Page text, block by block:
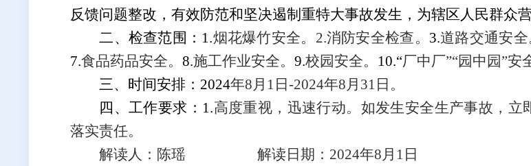
反馈问题整改，有效防范和坚决遏制重特大事故发生，为辖区人民群众
二、检查范围： 1.烟花爆竹安全。 2.消防安全检查。 3.道路交通安全
7.食品药品安全。 8.施工作业安全。 9.校园安全。 10.“厂中厂”“园中园”安
三、时间安排： 2024年8 月 1 日-2024年8 月 31 日。
四、工作要求： 1.高度重视，迅速行动。如发生安全生产事故，立
落实责任。
解读人：陈瑶 解读日期： 2024年8 月 1 日